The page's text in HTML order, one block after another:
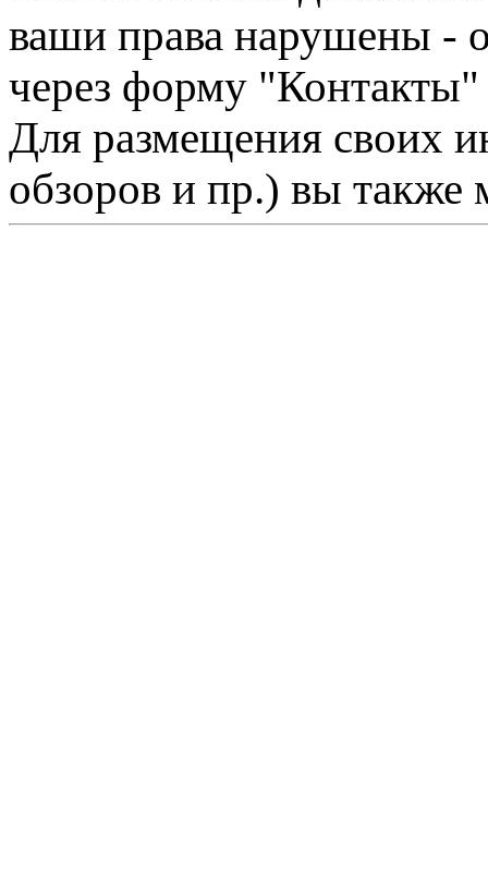
ваши права нарушены -
через форму "Контакты"
Для размещения своих
обзоров и пр.) вы также